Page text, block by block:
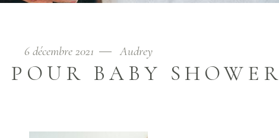
6 décembre 2021 Audrey
POUR BABY SHOWER